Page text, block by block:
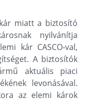
miatt a biztosító
nyilvánítja
kár CASCO-val,
A biztosítók
aktuális piaci
levonásával.
az elemi károk